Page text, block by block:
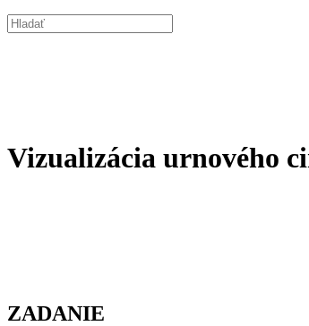
Vizualizácia urnového
ZADANIE